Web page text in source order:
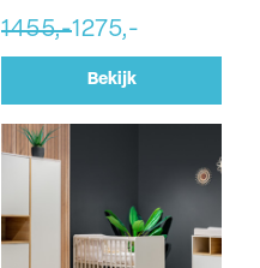
1455,-1275,-
Bekijk